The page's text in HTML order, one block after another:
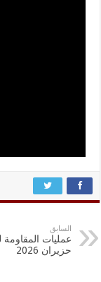
السابق
حزيران 2026